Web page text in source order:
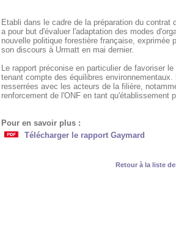
Etabli dans le cadre de la préparation du contrat
a pour but d'évaluer l'adaptation des modes
nouvelle politique forestière française, exprimée
son discours à Urmatt en mai dernier.
Le rapport préconise en particulier de favoriser
tenant compte des équilibres
resserrées avec les acteurs de la filière,
renforcement de l'ONF en tant qu'établissement
Pour en savoir plus :
Télécharger le rapport Gaymard
Retour à la liste